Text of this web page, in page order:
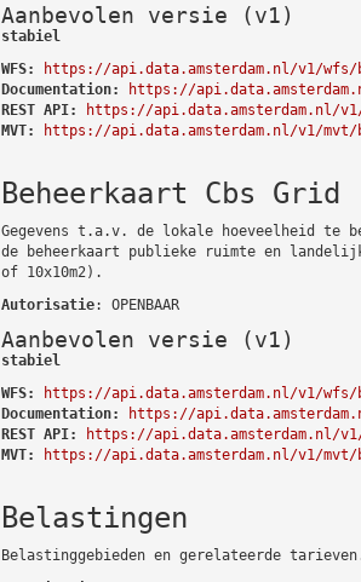
Aanbevolen versie (v1)
stabiel
WFS:
https://api.data.amsterdam.nl/v1/wfs/
Documentation:
https://
REST API:
https://api.data.amsterdam.nl/
MVT:
https://api.data.amsterdam.nl/v1/mvt/
Beheerkaart Cbs Grid
Gegevens t.a.v. de lokale hoeveelheid te
de beheerkaart publieke ruimte en landelijk
of 10x10m2).
Autorisatie: OPENBAAR
Aanbevolen versie (v1)
stabiel
WFS:
https://api.data.amsterdam.nl/v1/wfs/
Documentation:
https://
REST API:
https://api.data.amsterdam.nl/
MVT:
https://api.data.amsterdam.nl/v1/mvt/
Belastingen
Belastinggebieden en gerelateerde